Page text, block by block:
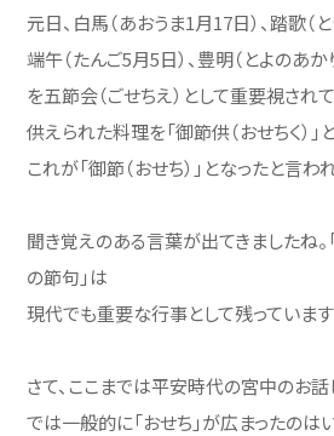
元日、白馬（あおうま1月17日）、踏歌（
端午（たんご5月5日）、豊明（とよのあか
を五節会（ごせちえ）として重要視され
供えられた料理を「御節供（おせちく）」
これが「御節（おせち）」となったと言わ
聞き覚えのある言葉が出てきましたね。
の節句」は
現代でも重要な行事として残っています
さて、ここまでは平安時代の宮中のお話
では一般的に「おせち」が広まったのは